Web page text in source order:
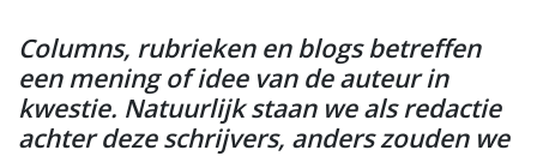
Columns, rubrieken en blogs betreffen
een mening of idee van de auteur in
kwestie. Natuurlijk staan we als redactie
achter deze schrijvers, anders zouden we